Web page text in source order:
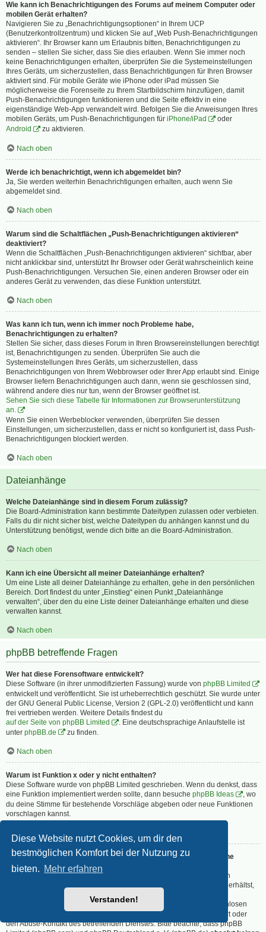
Diese Website nutzt Cookies, um dir den
bestmöglichen Komfort bei der Nutzung zu
bieten. Mehr erfahren
Verstanden!
Wie kann ich Benachrichtigungen des Forums auf meinem Computer oder
mobilen Gerät erhalten?
Navigieren Sie zu „Benachrichtigungsoptionen“ in Ihrem UCP
(Benutzerkontrollzentrum) und klicken Sie auf „Web Push-Benachrichtigungen
aktivieren“. Ihr Browser kann um Erlaubnis bitten, Benachrichtigungen zu
senden – stellen Sie sicher, dass Sie dies erlauben. Wenn Sie immer noch
keine Benachrichtigungen erhalten, überprüfen Sie die Systemeinstellungen
Ihres Geräts, um sicherzustellen, dass Benachrichtigungen für Ihren Browser
aktiviert sind. Für mobile Geräte wie iPhone oder iPad müssen Sie
möglicherweise die Forenseite zu Ihrem Startbildschirm hinzufügen, damit
Push-Benachrichtigungen funktionieren und die Seite effektiv in eine
eigenständige Web-App verwandelt wird. Befolgen Sie die Anweisungen Ihres
mobilen Geräts, um Push-Benachrichtigungen für iPhone/iPad
oder
Android
zu aktivieren.
Nach oben
Werde ich benachrichtigt, wenn ich abgemeldet bin?
Ja, Sie werden weiterhin Benachrichtigungen erhalten, auch wenn Sie
abgemeldet sind.
Nach oben
Warum sind die Schaltflächen „Push-Benachrichtigungen aktivieren“
deaktiviert?
Wenn die Schaltflächen „Push-Benachrichtigungen aktivieren“ sichtbar, aber
nicht anklickbar sind, unterstützt Ihr Browser oder Gerät wahrscheinlich keine
Push-Benachrichtigungen. Versuchen Sie, einen anderen Browser oder ein
anderes Gerät zu verwenden, das diese Funktion unterstützt.
Nach oben
Was kann ich tun, wenn ich immer noch Probleme habe,
Benachrichtigungen zu erhalten?
Stellen Sie sicher, dass dieses Forum in Ihren Browsereinstellungen berechtigt
ist, Benachrichtigungen zu senden. Überprüfen Sie auch die
Systemeinstellungen Ihres Geräts, um sicherzustellen, dass
Benachrichtigungen von Ihrem Webbrowser oder Ihrer App erlaubt sind. Einige
Browser liefern Benachrichtigungen auch dann, wenn sie geschlossen sind,
während andere dies nur tun, wenn der Browser geöffnet ist.
Sehen Sie sich diese Tabelle für Informationen zur Browserunterstützung
an.
Wenn Sie einen Werbeblocker verwenden, überprüfen Sie dessen
Einstellungen, um sicherzustellen, dass er nicht so konfiguriert ist, dass Push-
Benachrichtigungen blockiert werden.
Nach oben
Dateianhänge
Welche Dateianhänge sind in diesem Forum zulässig?
Die Board-Administration kann bestimmte Dateitypen zulassen oder verbieten.
Falls du dir nicht sicher bist, welche Dateitypen du anhängen kannst und du
Unterstützung benötigst, wende dich bitte an die Board-Administration.
Nach oben
Kann ich eine Übersicht all meiner Dateianhänge erhalten?
Um eine Liste all deiner Dateianhänge zu erhalten, gehe in den persönlichen
Bereich. Dort findest du unter „Einstieg“ einen Punkt „Dateianhänge
verwalten“, über den du eine Liste deiner Dateianhänge erhalten und diese
verwalten kannst.
Nach oben
phpBB betreffende Fragen
Wer hat diese Forensoftware entwickelt?
Diese Software (in ihrer unmodifizierten Fassung) wurde von phpBB Limited
entwickelt und veröffentlicht. Sie ist urheberrechtlich geschützt. Sie wurde unter
der GNU General Public License, Version 2 (GPL-2.0) veröffentlicht und kann
frei vertrieben werden. Weitere Details findest du
auf der Seite von phpBB Limited
. Eine deutschsprachige Anlaufstelle ist
unter phpBB.de zu finden.
Nach oben
Warum ist Funktion x oder y nicht enthalten?
Diese Software wurde von phpBB Limited geschrieben. Wenn du denkst, dass
eine Funktion implementiert werden sollte, dann besuche phpBB Ideas
, wo
du deine Stimme für bestehende Vorschläge abgeben oder neue Funktionen
vorschlagen kannst.
Nach oben
An wen soll ich mich wenden, falls es Beschwerden oder juristische
Anfragen zu diesem Forum gibt?
Jeder Administrator, der auf der „Das Team“-Seite aufgeführt ist, ist ein
geeigneter Kontakt für deine Beschwerde. Wenn du so keine Antwort erhältst,
solltest du den Besitzer der Domain kontaktieren (führe dazu eine
durch) oder — falls diese Seite bei einem kostenlosen
Webhoster wie z. B. Yahoo!, free.fr, funpic.de usw. liegt — den Support oder
den Abuse-Kontakt des betreffenden Dienstes. Bitte beachte, dass phpBB